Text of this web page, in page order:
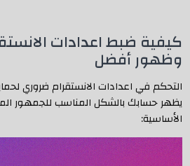
كيفية ضبط اعدادات
وظهور أفضل
التحكم في اعدادات الانستقرام ضروري
يظهر حسابك بالشكل المناسب للجمهور
الأساسية: